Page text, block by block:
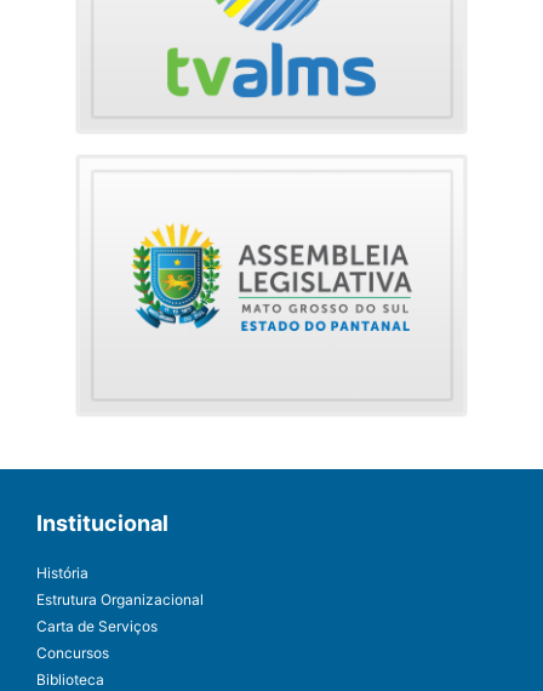
Institucional
História
Estrutura Organizacional
Carta de Serviços
Concursos
Biblioteca